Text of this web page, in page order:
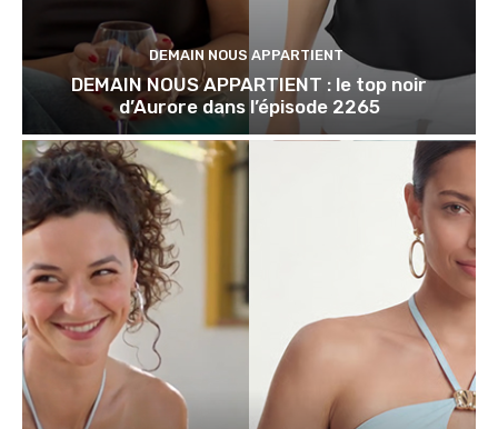
DEMAIN NOUS APPARTIENT
DEMAIN NOUS APPARTIENT : le top noir
d’Aurore dans l’épisode 2265